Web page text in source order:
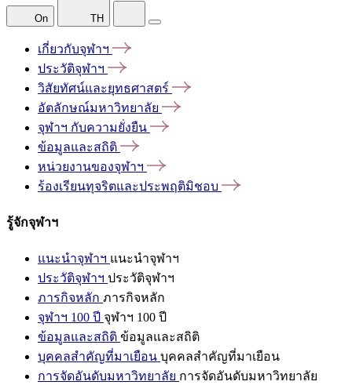
On TH
เกี่ยวกับจุฬาฯ
ประวัติจุฬาฯ
วิสัยทัศน์และยุทธศาสตร์
อัตลักษณ์มหาวิทยาลัย
จุฬาฯ กับความยั่งยืน
ข้อมูลและสถิติ
หน่วยงานของจุฬาฯ
ร้องเรียนทุจริตและประพฤติมิชอบ
รู้จักจุฬาฯ
แนะนำจุฬาฯ แนะนำจุฬาฯ
ประวัติจุฬาฯ ประวัติจุฬาฯ
ภารกิจหลัก ภารกิจหลัก
จุฬาฯ 100 ปี จุฬาฯ 100 ปี
ข้อมูลและสถิติ ข้อมูลและสถิติ
บุคคลสำคัญที่มาเยือน บุคคลสำคัญที่มาเยือน
การจัดอันดับมหาวิทยาลัย การจัดอันดับมหาวิทยาลัย